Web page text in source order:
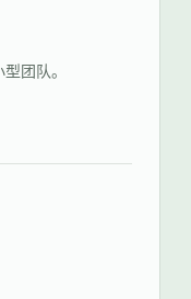
团队。